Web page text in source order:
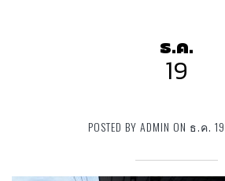
ธ.ค.
19
POSTED BY ADMIN ON ธ.ค.